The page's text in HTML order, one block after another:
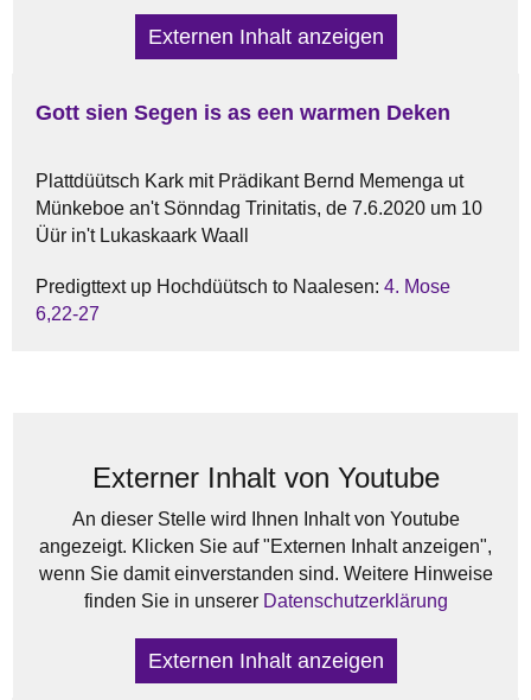
Externen Inhalt anzeigen
Gott sien Segen is as een warmen Deken
Plattdüütsch Kark mit Prädikant Bernd Memenga ut
Münkeboe an't Sönndag Trinitatis, de 7.6.2020 um 10
Üür in't Lukaskaark Waall
Predigttext up Hochdüütsch to Naalesen: 4. Mose
6,22-27
Externer Inhalt von Youtube
An dieser Stelle wird Ihnen Inhalt von Youtube
angezeigt. Klicken Sie auf "Externen Inhalt anzeigen",
wenn Sie damit einverstanden sind. Weitere Hinweise
finden Sie in unserer Datenschutzerklärung
Externen Inhalt anzeigen